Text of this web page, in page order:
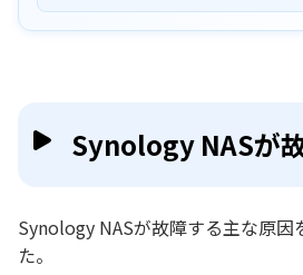
まとめ
Synology NASが
Synology NASが故障する主な原因
た。